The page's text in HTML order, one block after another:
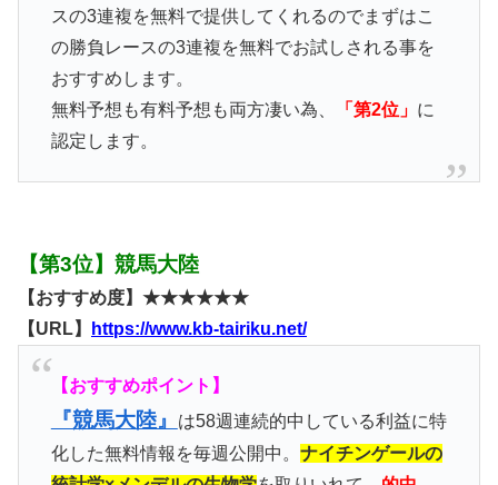
スの3連複を無料で提供してくれるのでまずはこ
の勝負レースの3連複を無料でお試しされる事を
おすすめします。
無料予想も有料予想も両方凄い為、
「第2位」 に
認定します。
【第3位】競馬大陸
【おすすめ度】★★★★★★
【URL】
https://www.kb-tairiku.net/
【おすすめポイント】
『競馬大陸』
は58週連続的中している利益に特
化した無料情報を毎週公開中。 ナイチンゲールの